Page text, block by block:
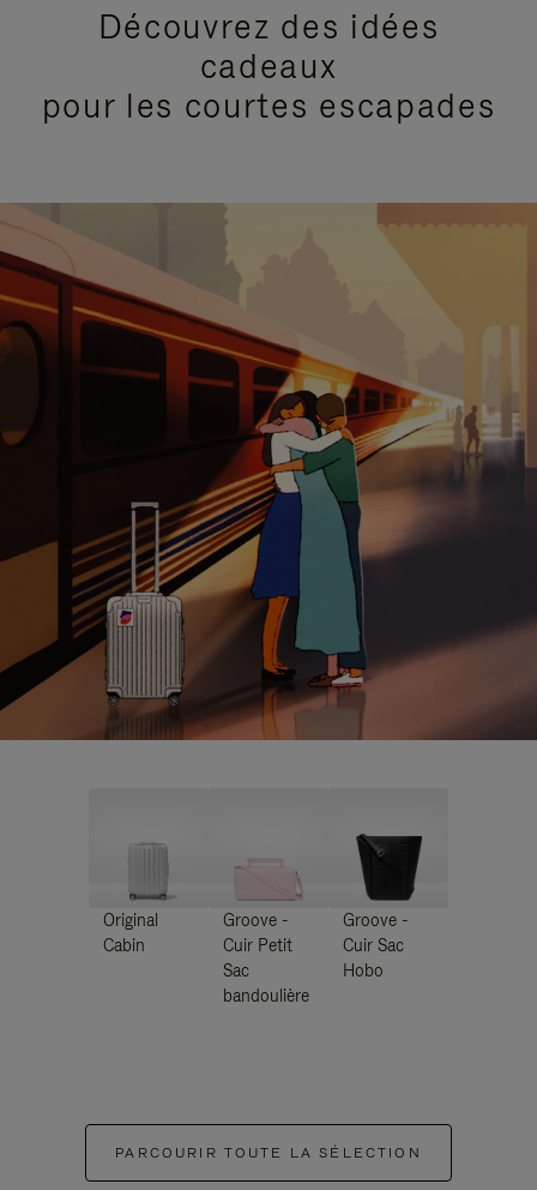
Découvrez des idées
cadeaux
pour les courtes escapades
Original
Cabin
Groove -
Cuir Petit
Sac
bandoulière
Groove -
Cuir Sac
Hobo
PARCOURIR TOUTE LA SÉLECTION